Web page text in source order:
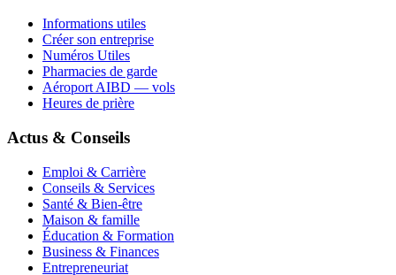
Informations utiles
Créer son entreprise
Numéros Utiles
Pharmacies de garde
Aéroport AIBD — vols
Heures de prière
Actus & Conseils
Emploi & Carrière
Conseils & Services
Santé & Bien-être
Maison & famille
Éducation & Formation
Business & Finances
Entrepreneuriat